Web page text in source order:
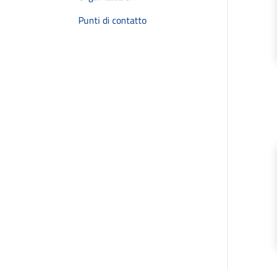
Punti di contatto